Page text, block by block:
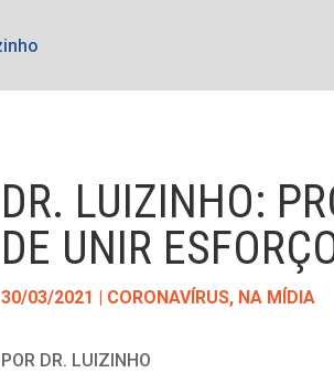
DR. LUIZINHO:
DE UNIR
30/03/2021 | CORONAVÍRUS, NA MÍDIA
POR DR. LUIZINHO